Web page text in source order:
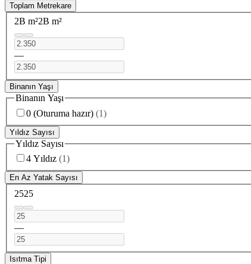
Toplam Metrekare
2B m²2B m²
—
Binanın Yaşı
Binanın Yaşı
0 (Oturuma hazır) (1)
Yıldız Sayısı
Yıldız Sayısı
4 Yıldız (1)
En Az Yatak Sayısı
2525
—
Isıtma Tipi